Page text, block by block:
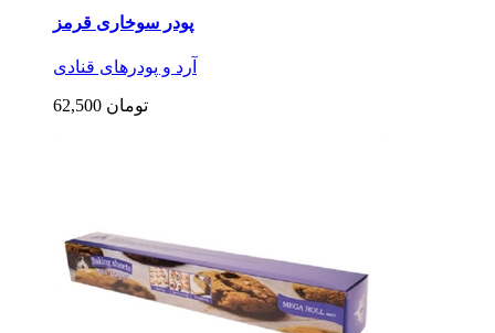
پودر سوخاری قرمز
آرد و پودرهای قنادی
62,500 تومان